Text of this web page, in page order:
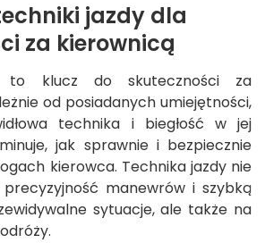
jazdy dla
za kierownicą
to klucz do skuteczności za
od posiadanych umiejętności,
technika i biegłość w jej
jak sprawnie i bezpiecznie
kierowca. Technika jazdy nie
manewrów i szybką
sytuacje, ale także na